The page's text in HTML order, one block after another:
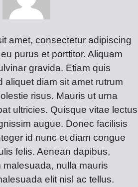
amet, consectetur adipiscing
purus et porttitor. Aliquam
gravida. Etiam quis
aliquet diam sit amet rutrum
risus. Mauris ut urna
ultricies. Quisque vitae lectus
augue. Donec facilisis
id nunc et diam congue
felis. Aenean dapibus,
nulla mauris
elit nisl ac tellus.